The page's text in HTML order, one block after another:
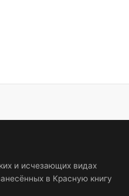
и исчезающих видах
в Красную книгу